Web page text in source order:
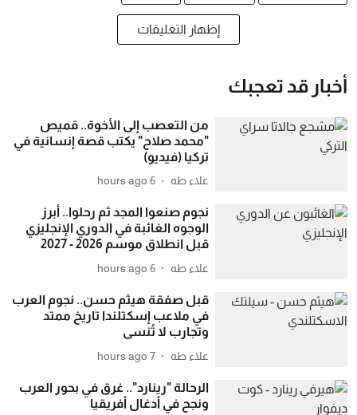
إظهار التعليقات
أخبار قد تعجبك
من التعصب إلى الأخوة.. قميص
"محمد صلاح" يكتب قصة إنسانية في
تركيا (فيديو)
علاء طه 6 hours ago
نجوم صنعوا المجد ثم رحلوا.. أبرز
الوجوه الغائبة في الدوري الإنجليزي
قبل انطلاق موسم 2026 - 2027
علاء طه 6 hours ago
قبل صفقة هيثم حسن.. نجوم العرب
في ملاعب إسكتلندا تاريخ ممتد
وتجارب لا تُنسى
علاء طه 7 hours ago
الرحالة "رينارد".. غرق في بحور العرب
ونجح في أدغال أفريقيا